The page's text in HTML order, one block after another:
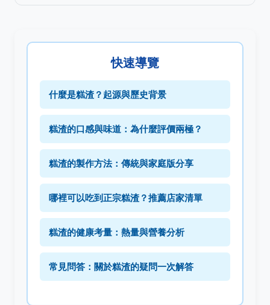
快速導覽
什麼是糕渣？起源與歷史背景
糕渣的口感與味道：為什麼評價兩極？
糕渣的製作方法：傳統與家庭版分享
哪裡可以吃到正宗糕渣？推薦店家清單
糕渣的健康考量：熱量與營養分析
常見問答：關於糕渣的疑問一次解答